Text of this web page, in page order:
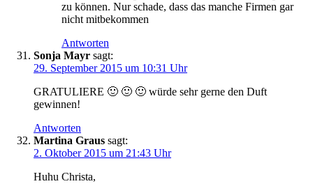
zu können. Nur schade, dass das manche Firmen gar
nicht mitbekommen
Antworten
Sonja Mayr sagt:
29. September 2015 um 10:31 Uhr
GRATULIERE 🙂 🙂 🙂 würde sehr gerne den Duft
gewinnen!
Antworten
Martina Graus sagt:
2. Oktober 2015 um 21:43 Uhr
Huhu Christa,